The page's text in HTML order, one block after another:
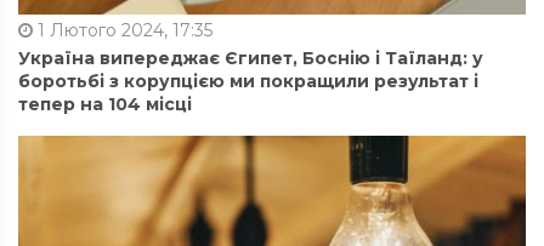
1 Лютого 2024, 17:35
Україна випереджає Єгипет, Боснію і Таїланд: у
боротьбі з корупцією ми покращили результат і
тепер на 104 місці